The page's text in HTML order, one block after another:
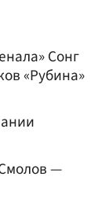
Сонг
«Рубина»
—